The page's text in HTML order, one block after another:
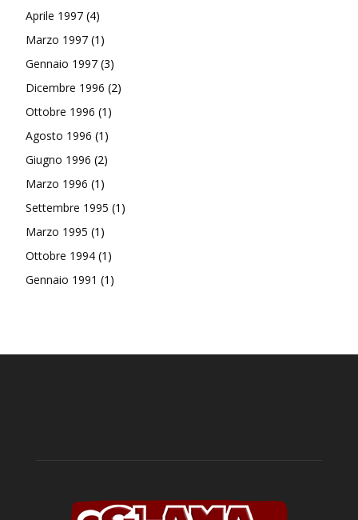
Aprile 1997 (4)
Marzo 1997 (1)
Gennaio 1997 (3)
Dicembre 1996 (2)
Ottobre 1996 (1)
Agosto 1996 (1)
Giugno 1996 (2)
Marzo 1996 (1)
Settembre 1995 (1)
Marzo 1995 (1)
Ottobre 1994 (1)
Gennaio 1991 (1)